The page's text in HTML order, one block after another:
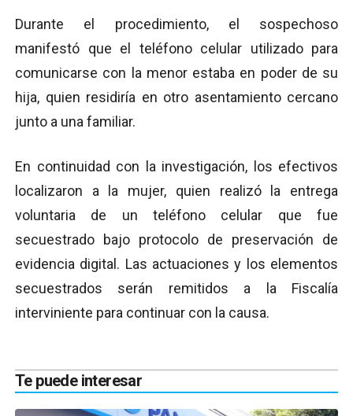
Durante el procedimiento, el sospechoso
manifestó que el teléfono celular utilizado para
comunicarse con la menor estaba en poder de su
hija, quien residiría en otro asentamiento cercano
junto a una familiar.
En continuidad con la investigación, los efectivos
localizaron a la mujer, quien realizó la entrega
voluntaria de un teléfono celular que fue
secuestrado bajo protocolo de preservación de
evidencia digital. Las actuaciones y los elementos
secuestrados serán remitidos a la Fiscalía
interviniente para continuar con la causa.
Te puede interesar